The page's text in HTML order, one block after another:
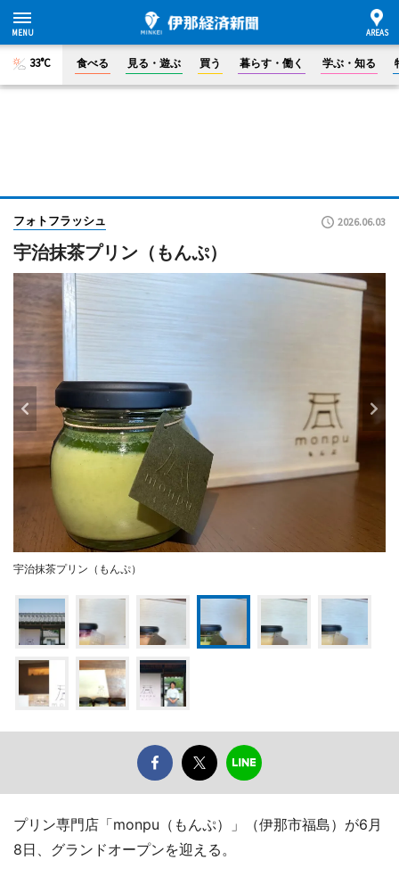
33°C 食べる 見る・遊ぶ 買う 暮らす・働く 学ぶ・知る
フォトフラッシュ 2026.06.03
宇治抹茶プリン（もんぷ）
宇治抹茶プリン（もんぷ）
プリン専門店「monpu（もんぷ）」（伊那市福島）が6月
8日、グランドオープンを迎える。